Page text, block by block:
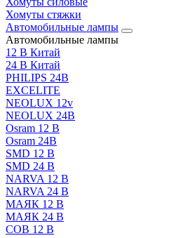
Хомуты стяжки
Автомобильные лампы
Автомобильные лампы
12 В Китай
24 В Китай
PHILIPS 24В
EXCELITE
NEOLUX 12v
NEOLUX 24В
Osram 12 В
Osram 24В
SMD 12 В
SMD 24 В
NARVA 12 В
NARVA 24 В
МАЯК 12 В
МАЯК 24 В
COB 12 В